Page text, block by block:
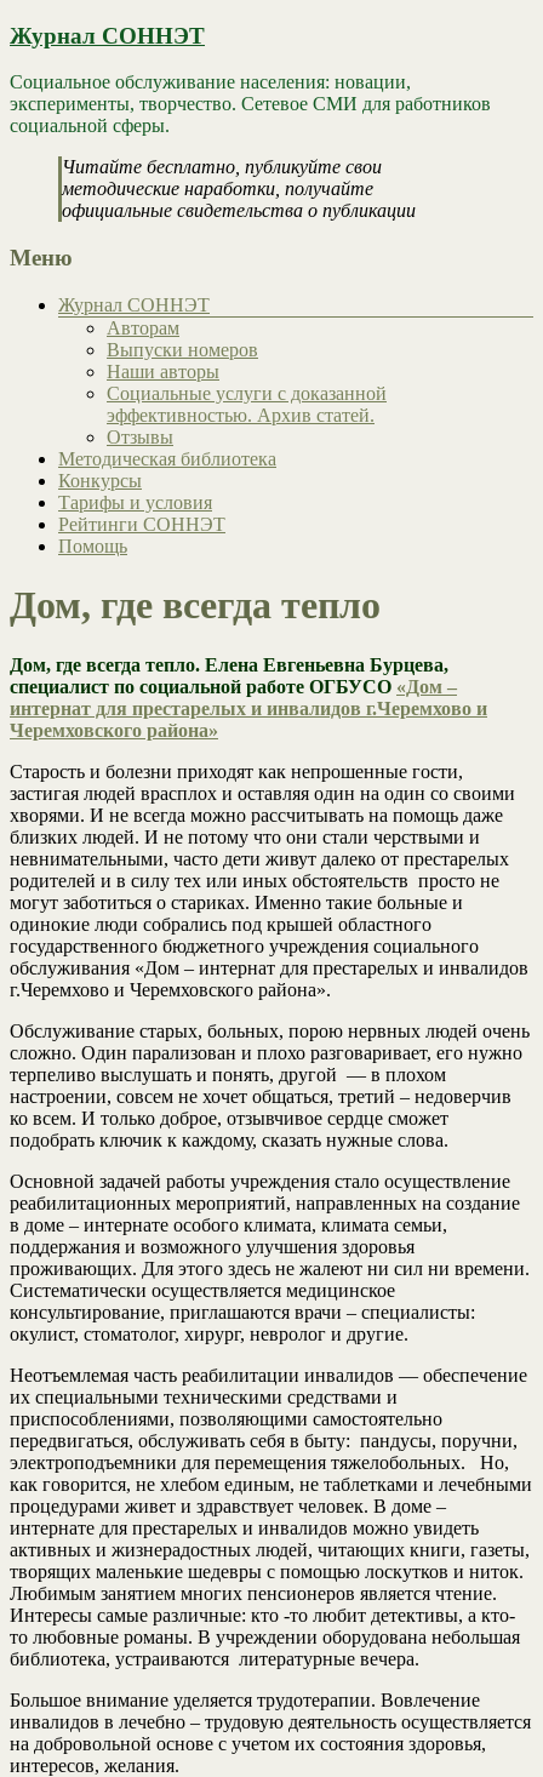
Журнал СОННЭТ
Социальное обслуживание населения: новации,
эксперименты, творчество. Сетевое СМИ для работников
социальной сферы.
Читайте бесплатно, публикуйте свои
методические наработки, получайте
официальные свидетельства о публикации
Меню
Журнал СОННЭТ
Авторам
Выпуски номеров
Наши авторы
Социальные услуги с доказанной
эффективностью. Архив статей.
Отзывы
Методическая библиотека
Конкурсы
Тарифы и условия
Рейтинги СОННЭТ
Помощь
Дом, где всегда тепло
Дом, где всегда тепло. Елена Евгеньевна Бурцева,
специалист по социальной работе ОГБУСО «Дом –
интернат для престарелых и инвалидов г.Черемхово и
Черемховского района»
Старость и болезни приходят как непрошенные гости,
застигая людей врасплох и оставляя один на один со своими
хворями. И не всегда можно рассчитывать на помощь даже
близких людей. И не потому что они стали черствыми и
невнимательными, часто дети живут далеко от престарелых
родителей и в силу тех или иных обстоятельств просто не
могут заботиться о стариках. Именно такие больные и
одинокие люди собрались под крышей областного
государственного бюджетного учреждения социального
обслуживания «Дом – интернат для престарелых и инвалидов
г.Черемхово и Черемховского района».
Обслуживание старых, больных, порою нервных людей очень
сложно. Один парализован и плохо разговаривает, его нужно
терпеливо выслушать и понять, другой — в плохом
настроении, совсем не хочет общаться, третий – недоверчив
ко всем. И только доброе, отзывчивое сердце сможет
подобрать ключик к каждому, сказать нужные слова.
Основной задачей работы учреждения стало осуществление
реабилитационных мероприятий, направленных на создание
в доме – интернате особого климата, климата семьи,
поддержания и возможного улучшения здоровья
проживающих. Для этого здесь не жалеют ни сил ни времени.
Систематически осуществляется медицинское
консультирование, приглашаются врачи – специалисты:
окулист, стоматолог, хирург, невролог и другие.
Неотъемлемая часть реабилитации инвалидов — обеспечение
их специальными техническими средствами и
приспособлениями, позволяющими самостоятельно
передвигаться, обслуживать себя в быту: пандусы, поручни,
электроподъемники для перемещения тяжелобольных. Но,
как говорится, не хлебом единым, не таблетками и лечебными
процедурами живет и здравствует человек. В доме –
интернате для престарелых и инвалидов можно увидеть
активных и жизнерадостных людей, читающих книги, газеты,
творящих маленькие шедевры с помощью лоскутков и ниток.
Любимым занятием многих пенсионеров является чтение.
Интересы самые различные: кто -то любит детективы, а кто-
то любовные романы. В учреждении оборудована небольшая
библиотека, устраиваются литературные вечера.
Большое внимание уделяется трудотерапии. Вовлечение
инвалидов в лечебно – трудовую деятельность осуществляется
на добровольной основе с учетом их состояния здоровья,
интересов, желания.